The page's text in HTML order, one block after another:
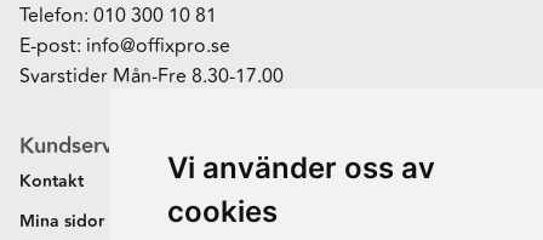
Vi använder oss av
cookies
Telefon: 010 300 10 81
E-post: info@offixpro.se
Svarstider Mån-Fre 8.30-17.00
Kundservice
Kontakt
Mina sidor